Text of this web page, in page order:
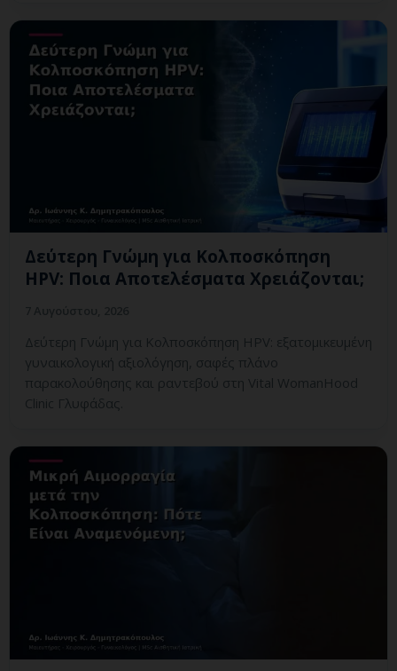
Δεύτερη Γνώμη για Κολποσκόπηση
HPV: Ποια Αποτελέσματα Χρειάζονται;
Δεύτερη Γνώμη για Κολποσκόπηση HPV: εξατομικευμένη
γυναικολογική αξιολόγηση, σαφές πλάνο
παρακολούθησης και ραντεβού στη Vital WomanHood
Clinic Γλυφάδας.